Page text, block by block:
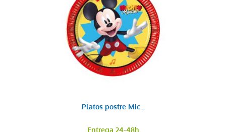
Platos postre Mic...